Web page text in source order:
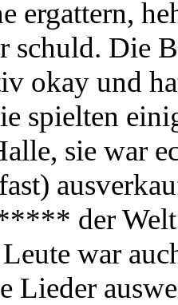
ergattern,
schuld. Die
okay und
spielten
sie war
der Welt
war
Lieder